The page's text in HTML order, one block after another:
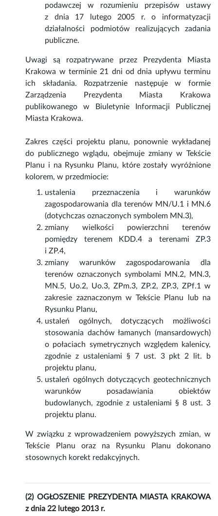
podawczej w rozumieniu przepisów ustawy
z dnia 17 lutego 2005 r. o informatyzacji
działalności podmiotów realizujących zadania
publiczne.
Uwagi są rozpatrywane przez Prezydenta Miasta
Krakowa w terminie 21 dni od dnia upływu terminu
ich składania. Rozpatrzenie następuje w formie
Zarządzenia Prezydenta Miasta Krakowa
publikowanego w Biuletynie Informacji Publicznej
Miasta Krakowa.
Zakres części projektu planu, ponownie wykładanej
do publicznego wglądu, obejmuje zmiany w Tekście
Planu i na Rysunku Planu, które zostały wyróżnione
kolorem, w przedmiocie:
ustalenia przeznaczenia i warunków
zagospodarowania dla terenów MN/U.1 i MN.6
(dotychczas oznaczonych symbolem MN.3),
zmiany wielkości powierzchni terenów
pomiędzy terenem KDD.4 a terenami ZP.3
i ZP.4,
zmiany warunków zagospodarowania dla
terenów oznaczonych symbolami MN.2, MN.3,
MN.5, Uo.2, Uo.3, ZPm.3, ZP.2, ZP.3, ZPf.1 w
zakresie zaznaczonym w Tekście Planu lub na
Rysunku Planu,
ustaleń ogólnych, dotyczących możliwości
stosowania dachów łamanych (mansardowych)
o połaciach symetrycznych względem kalenicy,
zgodnie z ustaleniami § 7 ust. 3 pkt 2 lit. b
projektu planu,
ustaleń ogólnych dotyczących geotechnicznych
warunków posadawiania obiektów
budowlanych, zgodnie z ustaleniami § 8 ust. 3
projektu planu.
W związku z wprowadzeniem powyższych zmian, w
Tekście Planu oraz na Rysunku Planu dokonano
stosownych korekt redakcyjnych.
(2) OGŁOSZENIE PREZYDENTA MIASTA KRAKOWA
z dnia 22 lutego 2013 r.